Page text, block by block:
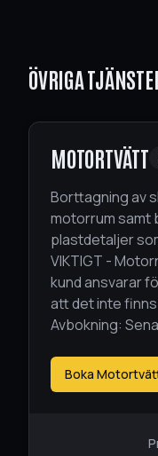
ÖVRIGA
MOTORTVÄTT
Borttagning av
motorrum samt
plastdetaljer
VIKTIGT -
kund ansvarar
att det inte
Avbokning:
Boka